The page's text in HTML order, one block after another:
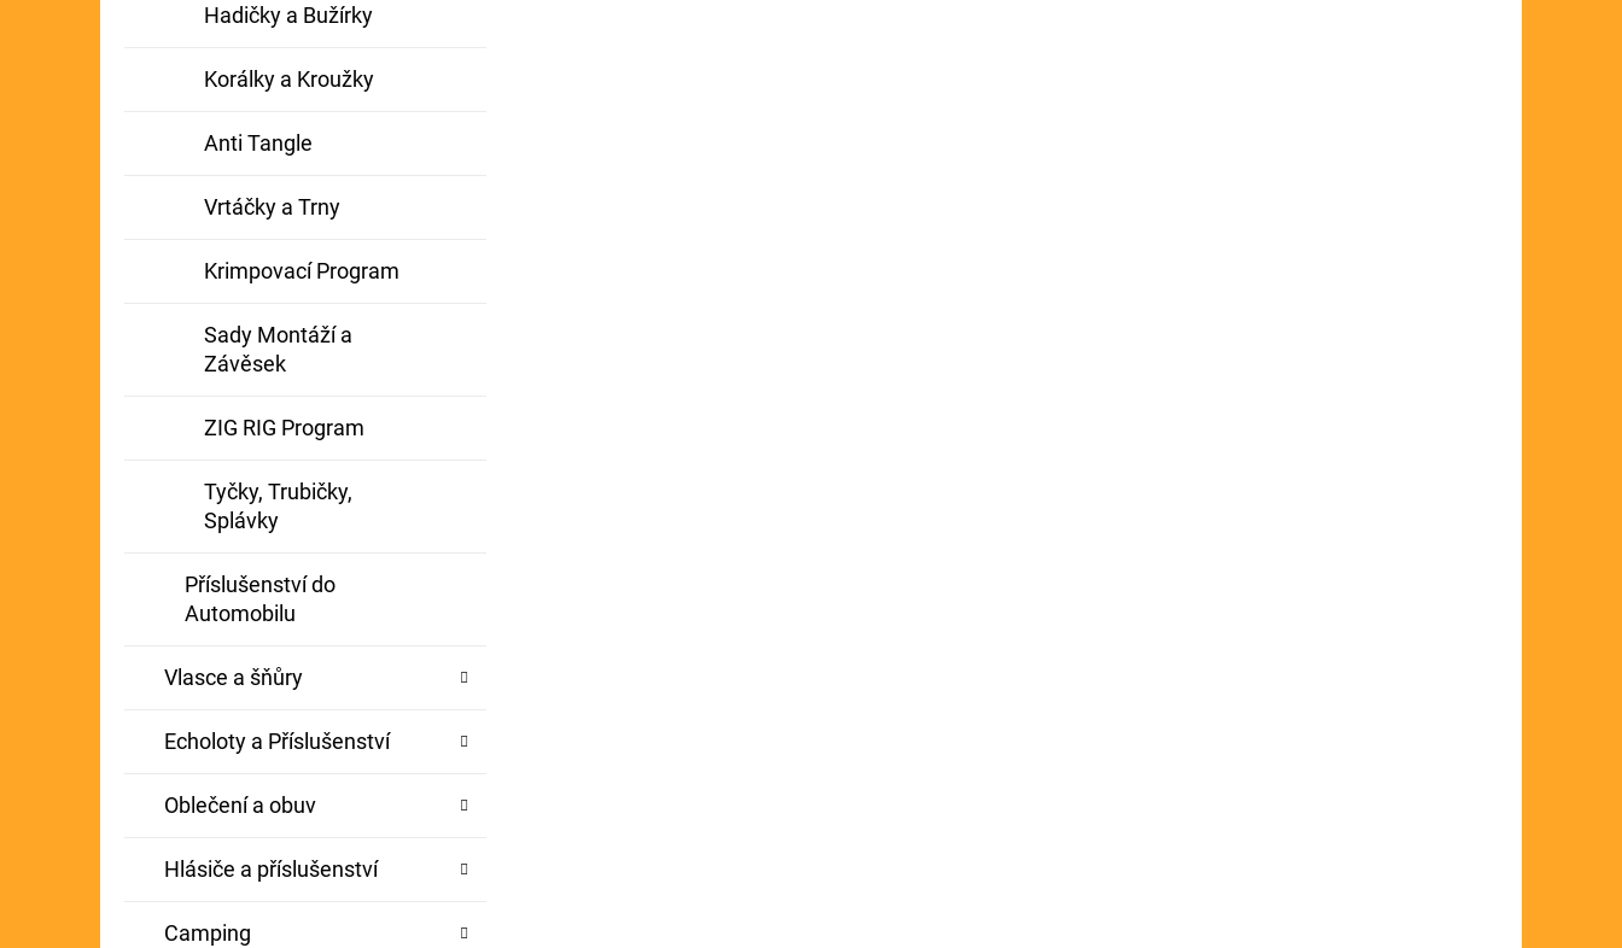
Hadičky a Bužírky
Korálky a Kroužky
Anti Tangle
Vrtáčky a Trny
Krimpovací Program
Sady Montáží a
Závěsek
ZIG RIG Program
Tyčky, Trubičky,
Splávky
Příslušenství do
Automobilu
Vlasce a šňůry
Echoloty a Příslušenství
Oblečení a obuv
Hlásiče a příslušenství
Camping